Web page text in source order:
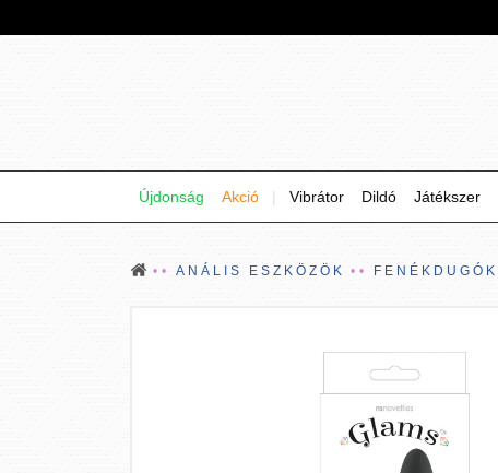
Újdonság Akció | Vibrátor Dildó Játékszer
ANÁLIS ESZKÖZÖK FENÉKDUGÓK